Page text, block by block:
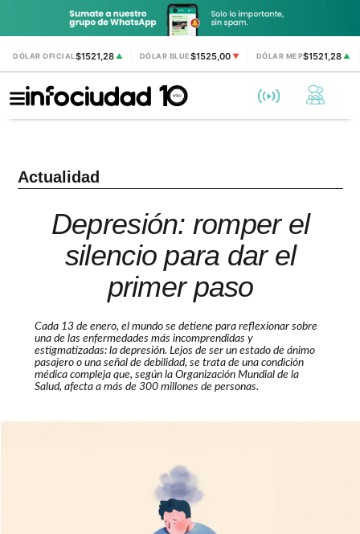
DÓLAR OFICIAL$1521,28 ▲ DÓLAR BLUE$1525,00 ▼ DÓLAR MEP$1521,28▲
Actualidad
Depresión: romper el
silencio para dar el
primer paso
Cada 13 de enero, el mundo se detiene para reflexionar sobre
una de las enfermedades más incomprendidas y
estigmatizadas: la depresión. Lejos de ser un estado de ánimo
pasajero o una señal de debilidad, se trata de una condición
médica compleja que, según la Organización Mundial de la
Salud, afecta a más de 300 millones de personas.